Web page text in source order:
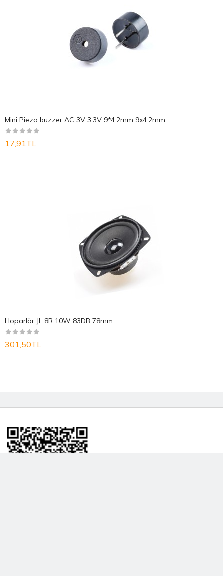
Mini Piezo buzzer AC 3V 3.3V 9*4.2mm 9x4.2mm
17,91TL
Hoparlör JL 8R 10W 83DB 78mm
301,50TL